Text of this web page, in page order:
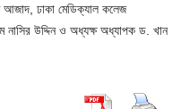
ঢাকা মেডিক্যাল কলেজ
নাসির উদ্দিন ও অধ্যক্ষ অধ্যাপক ড. খান